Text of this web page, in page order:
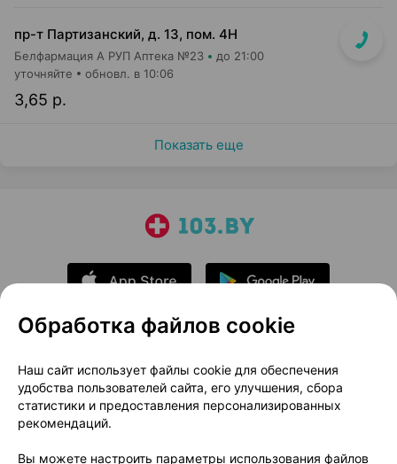
пр-т Партизанский, д. 13, пом. 4Н
Белфармация А РУП Аптека №23 до 21:00
3,65 р.
уточняйте обновл. в 10:06
Показать еще
О проекте
Новости проекта
Размещение рекламы
Медицинский маркетинг
Публичный договор
Доставка
Обработка файлов cookie
Наш сайт использует файлы cookie для обеспечения
удобства пользователей сайта, его улучшения, сбора
статистики и предоставления персонализированных
рекомендаций.
Вы можете настроить параметры использования файлов